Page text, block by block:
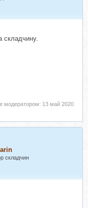
складчину.
модератором: 13 май 2020
складчин